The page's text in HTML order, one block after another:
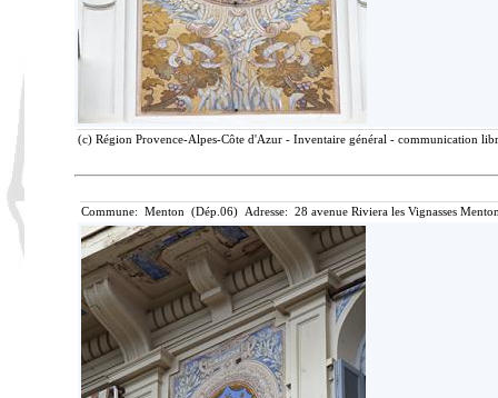
(c) Région Provence-Alpes-Côte d'Azur - Inventaire général - communication
Commune: Menton (Dép.06) Adresse: 28 avenue Riviera les Vignasses